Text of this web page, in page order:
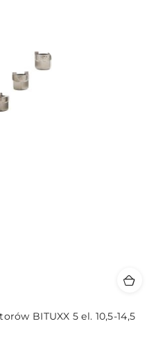
BITUXX 5 el. 10,5-14,5